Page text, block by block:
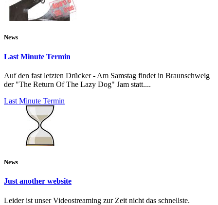
News
Last Minute Termin
Auf den fast letzten Drücker - Am Samstag findet in Braunschweig
der "The Return Of The Lazy Dog" Jam statt....
Last Minute Termin
News
Just another website
Leider ist unser Videostreaming zur Zeit nicht das schnellste.